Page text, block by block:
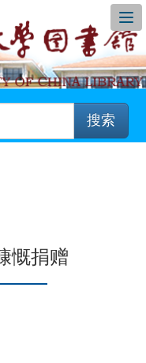
搜索
慨捐赠